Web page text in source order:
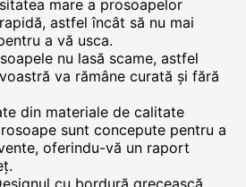
mare a prosoapelor
astfel încât să nu mai
a vă usca.
nu lasă scame, astfel
va rămâne curată și fără
din materiale de calitate
sunt concepute pentru a
oferindu-vă un raport
cu bordură grecească